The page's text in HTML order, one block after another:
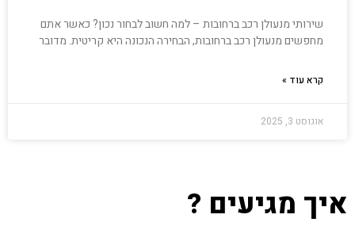
שירותי מנעולן רכב ברחובות – למה חשוב לבחור נכון? כאשר אתם
מחפשים מנעולן רכב ברחובות, הבחירה הנכונה היא קריטית. מדובר
קרא עוד »
אוגוסט 3, 2025
איך מגיעים ?